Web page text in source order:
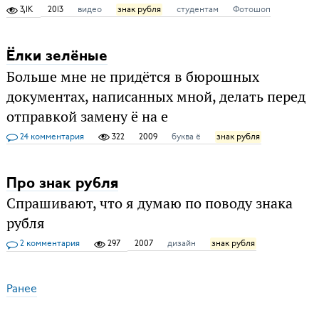
3,1K 2013 видео знак рубля студентам Фотошоп
Ёлки зелёные
Больше мне не придётся в бюрошных
документах, написанных мной, делать перед
отправкой замену ё на е
24 комментария 322 2009 буква ё знак рубля
Про знак рубля
Спрашивают, что я думаю по поводу знака
рубля
2 комментария 297 2007 дизайн знак рубля
Ранее